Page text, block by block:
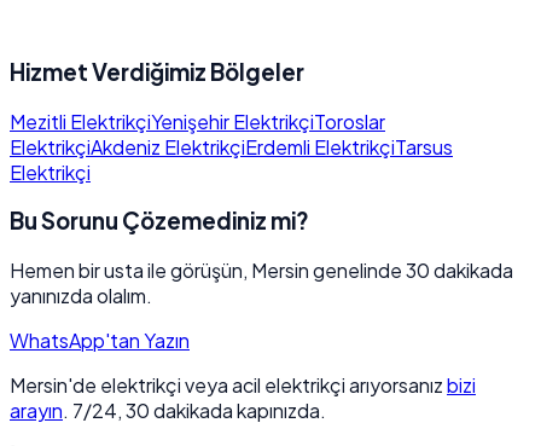
Hizmet Verdiğimiz Bölgeler
Mezitli ElektrikçiYenişehir ElektrikçiToroslar
ElektrikçiAkdeniz ElektrikçiErdemli ElektrikçiTarsus
Elektrikçi
Bu Sorunu Çözemediniz mi?
Hemen bir usta ile görüşün, Mersin genelinde 30 dakikada
yanınızda olalım.
WhatsApp'tan Yazın
Mersin'de elektrikçi veya acil elektrikçi arıyorsanızbizi
arayın. 7/24, 30 dakikada kapınızda.